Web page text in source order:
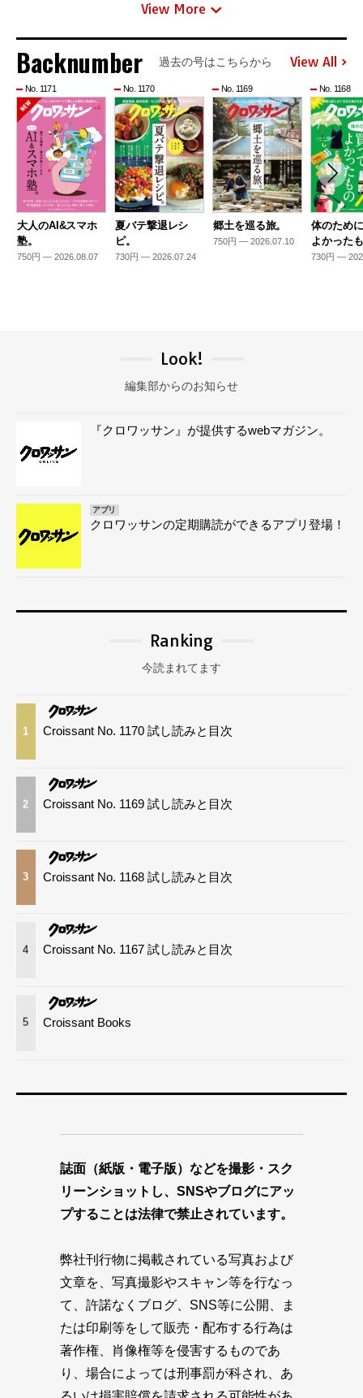
View More
Backnumber 過去の号はこちらから View All
No. 1171
大人のAI&スマホ
塾。
750円 — 2026.08.07
No. 1170
夏バテ撃退レシ
ピ。
730円 — 2026.07.24
No. 1169
郷土を巡る旅。
750円 — 2026.07.10
No. 1168
体のため
よかった
730円 —
Look!
編集部からのお知らせ
『クロワッサン』が提供するwebマガジン。
アプリ
クロワッサンの定期購読ができるアプリ登場！
Ranking
今読まれてます
1 Croissant No. 1170 試し読みと目次
2 Croissant No. 1169 試し読みと目次
3 Croissant No. 1168 試し読みと目次
4 Croissant No. 1167 試し読みと目次
5 Croissant Books
誌面（紙版・電子版）などを撮影・スク
リーンショットし、SNSやブログにアッ
プすることは法律で禁止されています。
弊社刊行物に掲載されている写真および
文章を、写真撮影やスキャン等を行なっ
て、許諾なくブログ、SNS等に公開、ま
たは印刷等をして販売・配布する行為は
著作権、肖像権等を侵害するものであ
り、場合によっては刑事罰が科され、あ